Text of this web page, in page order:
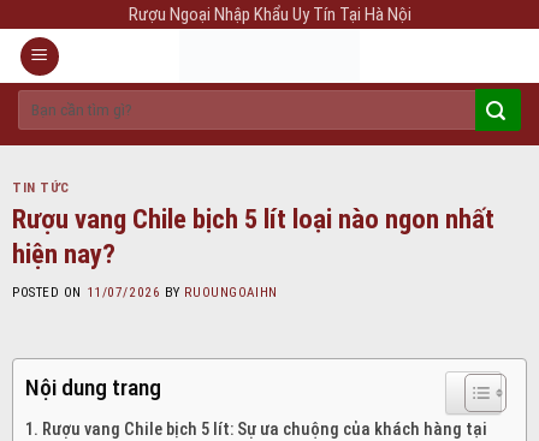
content
Rượu Ngoại Nhập Khẩu Uy Tín Tại Hà Nội
kiếm:
TIN TỨC
Rượu vang Chile bịch 5 lít loại nào ngon nhất
hiện nay?
POSTED ON 11/07/2026 BY RUOUNGOAIHN
Nội dung trang
Rượu vang Chile bịch 5 lít: Sự ưa chuộng của khách hàng tại